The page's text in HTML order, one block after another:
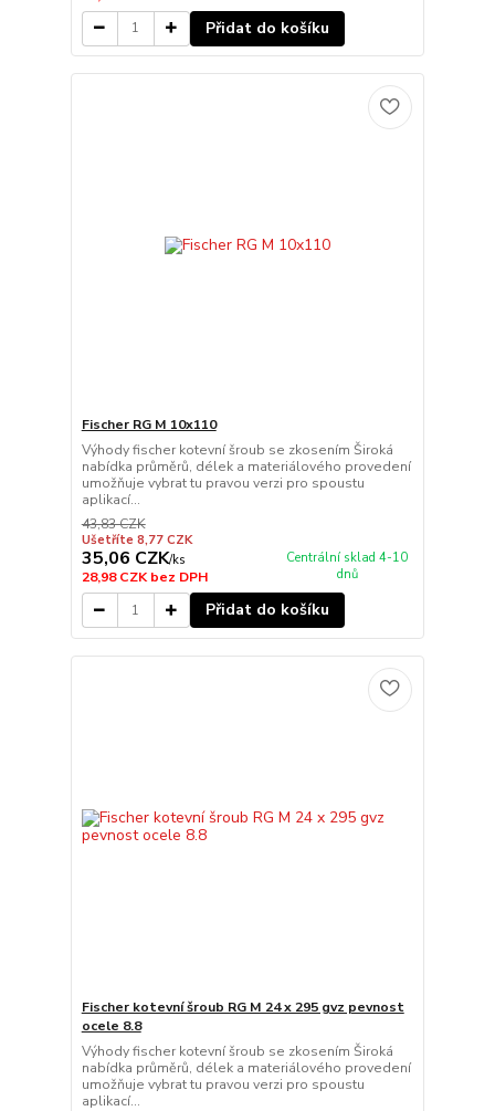
Přidat do košíku
Fischer RG M 10x110
Výhody fischer kotevní šroub se zkosením Široká
nabídka průměrů, délek a materiálového provedení
umožňuje vybrat tu pravou verzi pro spoustu
aplikací...
43,83 CZK
Ušetříte 8,77 CZK
35,06 CZK/ks
28,98 CZKbez DPH
Centrální sklad 4-10
dnů
Přidat do košíku
Fischer kotevní šroub RG M 24 x 295 gvz pevnost
ocele 8.8
Výhody fischer kotevní šroub se zkosením Široká
nabídka průměrů, délek a materiálového provedení
umožňuje vybrat tu pravou verzi pro spoustu
aplikací...